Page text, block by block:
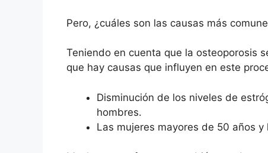
Pero, ¿cuáles son las causas más
Teniendo en cuenta que la osteoporosis
que hay causas que influyen en este
Disminución de los niveles de
hombres.
Las mujeres mayores de 50 años